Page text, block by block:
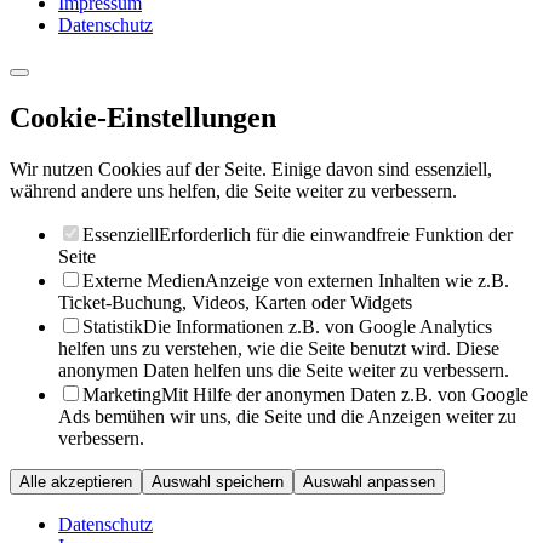
Datenschutz
Cookie-Einstellungen
Wir nutzen Cookies auf der Seite. Einige davon sind essenziell,
während andere uns helfen, die Seite weiter zu verbessern.
EssenziellErforderlich für die einwandfreie Funktion der
Seite
Externe MedienAnzeige von externen Inhalten wie z.B.
Ticket-Buchung, Videos, Karten oder Widgets
StatistikDie Informationen z.B. von Google Analytics
helfen uns zu verstehen, wie die Seite benutzt wird. Diese
anonymen Daten helfen uns die Seite weiter zu verbessern.
MarketingMit Hilfe der anonymen Daten z.B. von Google
Ads bemühen wir uns, die Seite und die Anzeigen weiter zu
verbessern.
Alle akzeptieren Auswahl speichern Auswahl anpassen
Datenschutz